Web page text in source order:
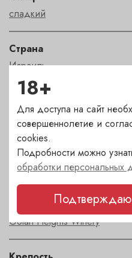
сладкий
Страна
Израиль
Мускат
Регион
Golan Heights
Golan Heights Winery
18+
Для доступа на сайт
совершеннолетие и
cookies.
Подробности можно
обработки персональных
Подтверждаю